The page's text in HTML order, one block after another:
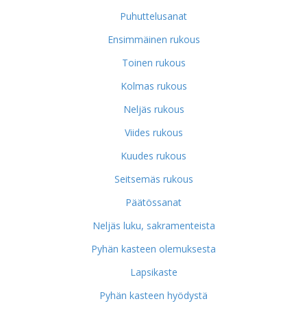
Puhuttelusanat
Ensimmäinen rukous
Toinen rukous
Kolmas rukous
Neljäs rukous
Viides rukous
Kuudes rukous
Seitsemäs rukous
Päätössanat
Neljäs luku, sakramenteista
Pyhän kasteen olemuksesta
Lapsikaste
Pyhän kasteen hyödystä